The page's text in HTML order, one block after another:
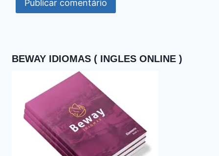
BEWAY IDIOMAS ( INGLES ONLINE )